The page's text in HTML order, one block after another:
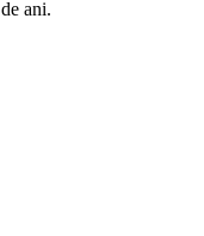
ani.